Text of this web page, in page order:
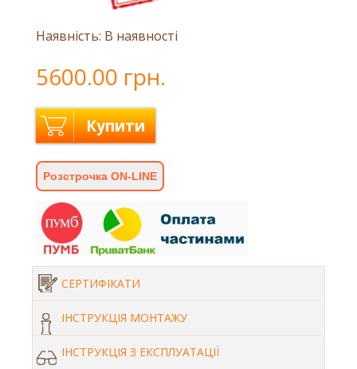
Наявність: В наявності
5600.00 грн.
Купити
Розстрочка ON-LINE
СЕРТИФІКАТИ
ІНСТРУКЦІЯ МОНТАЖУ
ІНСТРУКЦІЯ З ЕКСПЛУАТАЦІЇ